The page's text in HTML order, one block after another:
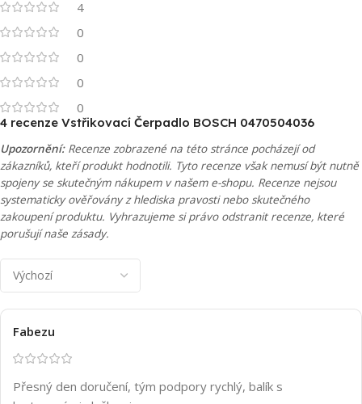
4
0
0
0
0
4 recenze Vstřikovací Čerpadlo BOSCH 0470504036
Upozornění:Recenze zobrazené na této stránce pocházejí od
zákazníků, kteří produkt hodnotili. Tyto recenze však nemusí být nutně
spojeny se skutečným nákupem v našem e-shopu. Recenze nejsou
systematicky ověřovány z hlediska pravosti nebo skutečného
zakoupení produktu. Vyhrazujeme si právo odstranit recenze, které
porušují naše zásady.
Fabezu
Přesný den doručení, tým podpory rychlý, balík s